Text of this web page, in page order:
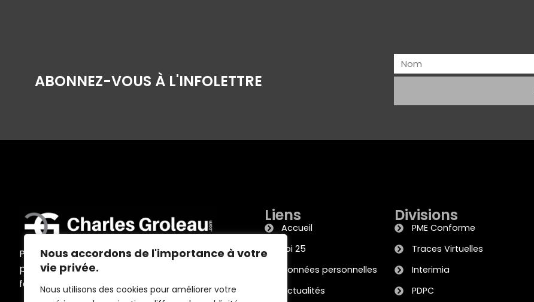
Nous accordons de l'importance à votre
vie privée.
Nous utilisons des cookies pour améliorer votre
ABONNEZ-VOUS À L'INFOLETTRE
Programmes d’accompagnement
personnalisés, ateliers, conférences,
formations et outils sur mesure
Liens
Accueil
Loi 25
Données personnelles
Actualités
Divisions
PME Conforme
Traces Virtuelles
Interimia
PDPC